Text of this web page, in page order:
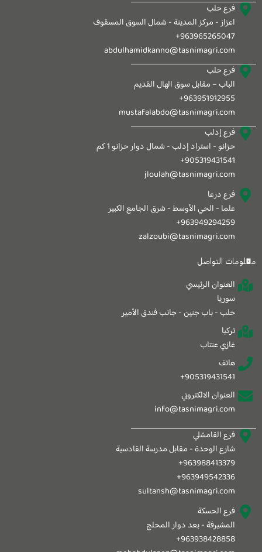
فرع حلب
اعزاز - مركز المدينة - شمال السوق المسقوف
963965265047+
abdulhamidkanno@tasnimagri.com
فرع حلب
الباب – مقابل سوق الهال القديم
963951912955+
mustafalabdo@tasnimagri.com
فرع إدلب
حزانو - استراد إدلب - شمال دوار حزانو 1 كم
905319431541+
jloulah@tasnimagri.com
فرع درعا
علما - الحي الأوسط - شرق الجامع الكبير
963949294259+
zalzoubi@tasnimagri.com
معلومات التواصل
العنوان الرئيسي
سوريا
حلب - باب جنين - جانب فندق الأمير
تركيا
غازي عنتاب
هاتف
905319431541+
العنوان الالكتروني
info@tasnimagri.com
فرع القامشلي
شارع الوحدة - مقابل مدرسة القادسية
963988413379+
963949542336+
sultansh@tasnimagri.com
فرع الحسكة
المشيرفة - بعد دوار المحلج
963938428858+